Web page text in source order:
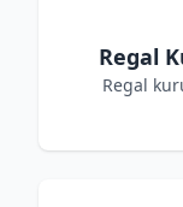
Regal
Regal